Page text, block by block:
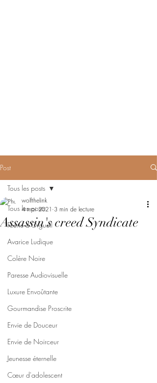
Post
Tous les posts
Féerie d'Orgueil
Avarice Ludique
Colère Noire
Paresse Audiovisuelle
Luxure Envoûtante
Gourmandise Proscrite
Envie de Douceur
Envie de Noirceur
Jeunesse éternelle
Cœur d'adolescent
Tous les posts
Assassin's creed Syndicate
wolfthelink
4 mai 2021 3 min de lecture